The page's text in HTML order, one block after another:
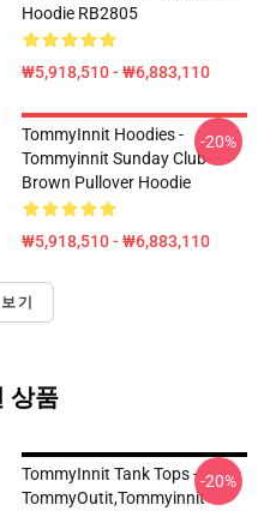
Hoodie RB2805
₩5,918,510 - ₩6,883,110
TommyInnit Hoodies -
Tommyinnit Sunday Club
Brown Pullover Hoodie
₩5,918,510 - ₩6,883,110
-20%
기
상품
TommyInnit Tank Tops -
TommyOutit,Tommyinnit
-20%